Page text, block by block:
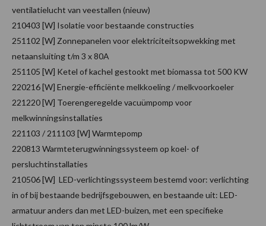
ventilatielucht van veestallen (nieuw)
210403 [W] Isolatie voor bestaande constructies
251102 [W] Zonnepanelen voor elektriciteitsopwekking met
netaansluiting t/m 3 x 80A
251105 [W] Ketel of kachel gestookt met biomassa tot 500 KW
220216 [W] Energie-efficiënte melkkoeling / melkvoorkoeler
221220 [W] Toerengeregelde vacuümpomp voor
melkwinningsinstallaties
221103 / 211103 [W] Warmtepomp
220813 Warmteterugwinningssysteem op koel- of
persluchtinstallaties
210506 [W] LED-verlichtingssysteem bestemd voor: verlichting
in of bij bestaande bedrijfsgebouwen, en bestaande uit: LED-
armatuur anders dan met LED-buizen, met een specifieke